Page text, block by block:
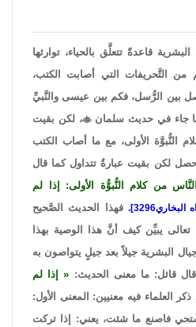
قاعدةً تتعلَّق بالحياء، توارثها
من التَّحريفات التي أصابت الكتب،
بين الرُّسل، فكم بين عيسى والنَّبيِّ
جاء في حديث سلمان، لكن بقيت
النُّبوَّة الأولى، مع ما أصاب الكتب
لكن بقيت عبارةٌ تتداول كما قال
من كلام النُّبوُّة الأولى: إذا لم
البخاري3296].
فهذا الحديث الصَّحيح
تعالى يبيِّن كيف أنَّ هذا الوصية بهذا
البشرية جيلاً بعد جيلٍ يتواصون به
قائل: ما معنى الحديث:
إذا لم
العلماء فيه معنيين: المعنى الأول:
فاصنع ما شئت، يعني: إذا تركت